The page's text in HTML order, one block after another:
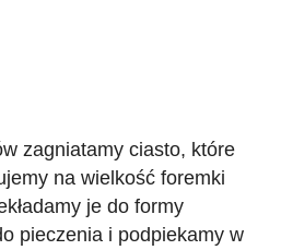
zagniatamy ciasto, które
na wielkość foremki
je do formy
pieczenia i podpiekamy w